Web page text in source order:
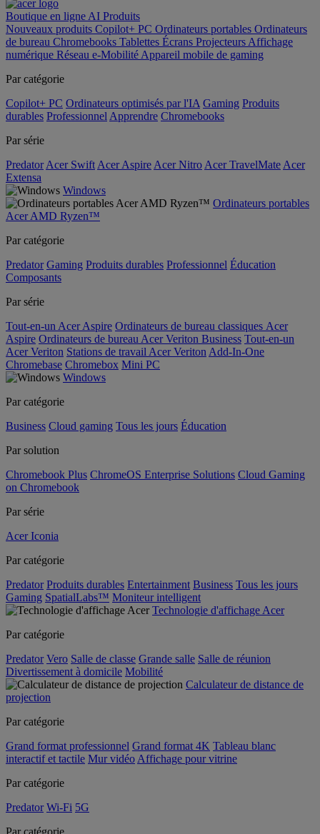
Boutique en ligne AI Produits
Nouveaux produits Copilot+ PC Ordinateurs portables Ordinateurs
de bureau Chromebooks Tablettes Écrans Projecteurs Affichage
numérique Réseau e-Mobilité Appareil mobile de gaming
Par catégorie
Copilot+ PC Ordinateurs optimisés par l'IA Gaming Produits
durables Professionnel Apprendre Chromebooks
Par série
Predator Acer Swift Acer Aspire Acer Nitro Acer TravelMate Acer
Extensa
Windows
Ordinateurs portables
Acer AMD Ryzen™
Par catégorie
Predator Gaming Produits durables Professionnel Éducation
Composants
Par série
Tout-en-un Acer Aspire Ordinateurs de bureau classiques Acer
Aspire Ordinateurs de bureau Acer Veriton Business Tout-en-un
Acer Veriton Stations de travail Acer Veriton Add-In-One
Chromebase Chromebox Mini PC
Windows
Par catégorie
Business Cloud gaming Tous les jours Éducation
Par solution
Chromebook Plus ChromeOS Enterprise Solutions Cloud Gaming
on Chromebook
Par série
Acer Iconia
Par catégorie
Predator Produits durables Entertainment Business Tous les jours
Gaming SpatialLabs™ Moniteur intelligent
Technologie d'affichage Acer
Par catégorie
Predator Vero Salle de classe Grande salle Salle de réunion
Divertissement à domicile Mobilité
Calculateur de distance de
projection
Par catégorie
Grand format professionnel Grand format 4K Tableau blanc
interactif et tactile Mur vidéo Affichage pour vitrine
Par catégorie
Predator Wi-Fi 5G
Par catégorie